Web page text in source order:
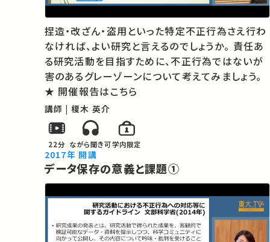
捏造・改ざん・盗用といった特定不正行為さえ行わ
なければ、よい研究と言えるのでしょうか。 責任あ
る研究活動を目指すために、不正行為ではないが
害のあるグレーゾーンについて考えてみましょう。
★ 開催報告はこちら
講師 | 榎木 英介
22分 ながら聞き可学内限定
2017年 開講
データ保存の意義と課題①